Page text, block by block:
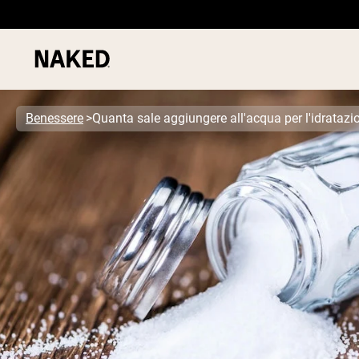
Termini di ricerca popolari
”Protein Powder“
”Overnight Oats“
”Vegan protein“
”Collagen“
”Micellar Casein“
PROTEIN
Benessere Quanta sale aggiungere all'acqua per